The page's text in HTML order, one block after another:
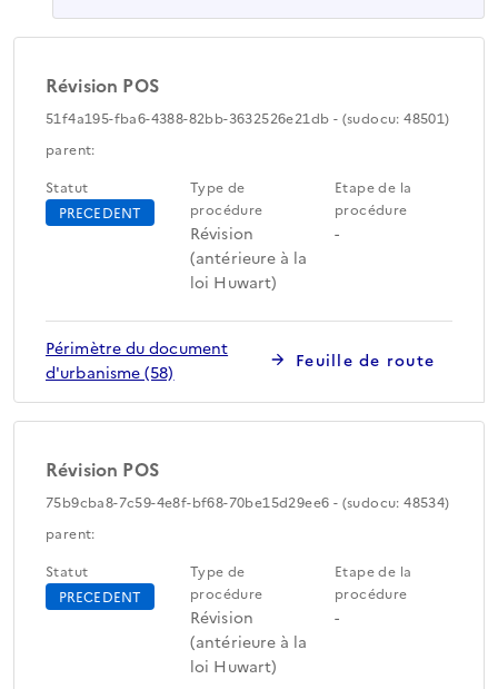
Révision POS
51f4a195-fba6-4388-82bb-3632526e21db - (sudocu: 48501)
parent:
Statut
PRECEDENT
Type de
procédure
Révision
(antérieure à la
loi Huwart)
Etape de la
procédure
-
Périmètre du document
d'urbanisme (58)
Feuille de route
Révision POS
75b9cba8-7c59-4e8f-bf68-70be15d29ee6 - (sudocu: 48534)
parent:
Statut
PRECEDENT
Type de
procédure
Révision
(antérieure à la
loi Huwart)
Etape de la
procédure
-